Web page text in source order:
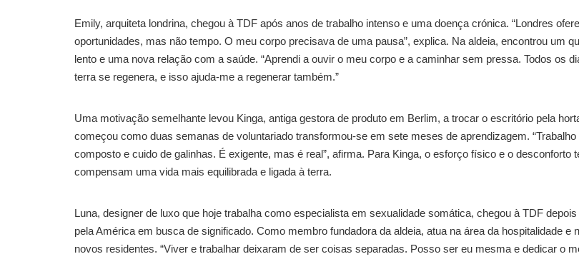
Emily, arquiteta londrina, chegou à TDF após anos de trabalho intenso e uma doença crónica. “Londres
oportunidades, mas não tempo. O meu corpo precisava de uma pausa”, explica. Na aldeia, encontrou um
lento e uma nova relação com a saúde. “Aprendi a ouvir o meu corpo e a caminhar sem pressa. Todos os
terra se regenera, e isso ajuda-me a regenerar também.”
Uma motivação semelhante levou Kinga, antiga gestora de produto em Berlim, a trocar o escritório pela
começou como duas semanas de voluntariado transformou-se em sete meses de aprendizagem.
composto e cuido de galinhas. É exigente, mas é real”, afirma. Para Kinga, o esforço físico e o desconforto
compensam uma vida mais equilibrada e ligada à terra.
Luna, designer de luxo que hoje trabalha como especialista em sexualidade somática, chegou à TDF
pela América em busca de significado. Como membro fundadora da aldeia, atua na área da hospitalidade e
novos residentes. “Viver e trabalhar deixaram de ser coisas separadas. Posso ser eu mesma e dedicar o